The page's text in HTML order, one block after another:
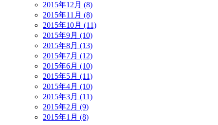
2015年12月 (8)
2015年11月 (8)
2015年10月 (11)
2015年9月 (10)
2015年8月 (13)
2015年7月 (12)
2015年6月 (10)
2015年5月 (11)
2015年4月 (10)
2015年3月 (11)
2015年2月 (9)
2015年1月 (8)